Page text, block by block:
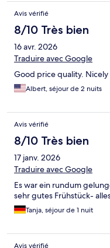
Avis vérifié
8/10 Très bien
16 avr. 2026
Traduire avec Google
Good price quality.
Albert, séjour de 2 nuits
Avis vérifié
8/10 Très bien
17 janv. 2026
Traduire avec Google
Es war ein rundum
sehr gutes Frühstück-
Tanja, séjour de 1 nuit
Avis vérifié